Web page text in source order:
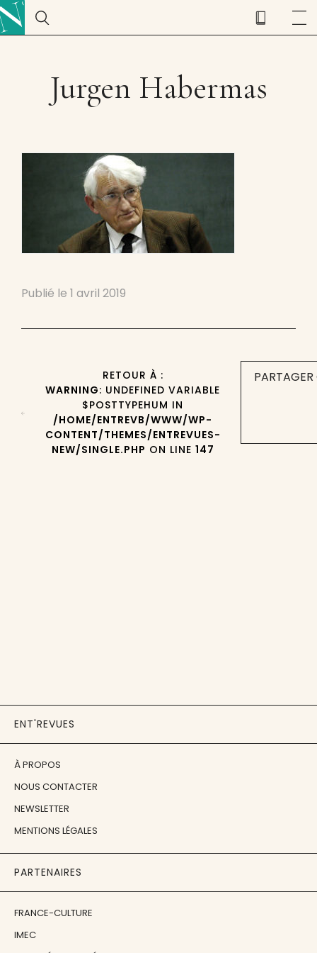
Jurgen Habermas
Publié le 1 avril 2019
RETOUR À :
WARNING: UNDEFINED VARIABLE
$POSTTYPEHUM IN
/HOME/ENTREVB/WWW/WP-
CONTENT/THEMES/ENTREVUES-
NEW/SINGLE.PHP ON LINE 147
ENT'REVUES
À PROPOS
NOUS CONTACTER
NEWSLETTER
MENTIONS LÉGALES
PARTENAIRES
FRANCE-CULTURE
IMEC